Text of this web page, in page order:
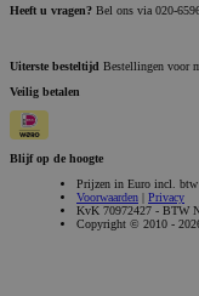
Heeft u vragen? Bel ons via 020-
Uiterste besteltijd Bestellingen voor
Veilig betalen
Blijf op de hoogte
Prijzen in Euro incl. btw
Voorwaarden | Privacy
KvK 70972427 - BTW
Copyright © 2010 -